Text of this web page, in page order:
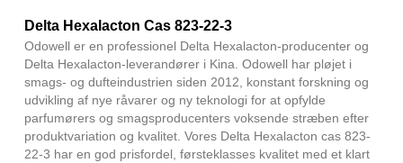
Delta Hexalacton Cas 823-22-3
Odowell er en professionel Delta Hexalacton-producenter og
Delta Hexalacton-leverandører i Kina. Odowell har pløjet i
smags- og dufteindustrien siden 2012, konstant forskning og
udvikling af nye råvarer og ny teknologi for at opfylde
parfumørers og smagsproducenters voksende stræben efter
produktvariation og kvalitet. Vores Delta Hexalacton cas 823-
22-3 har en god prisfordel, førsteklasses kvalitet med et klart